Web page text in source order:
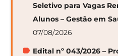
Seletivo para Vagas
Alunos – Gestão em
07/08/2026
Edital nº 043/2026 –